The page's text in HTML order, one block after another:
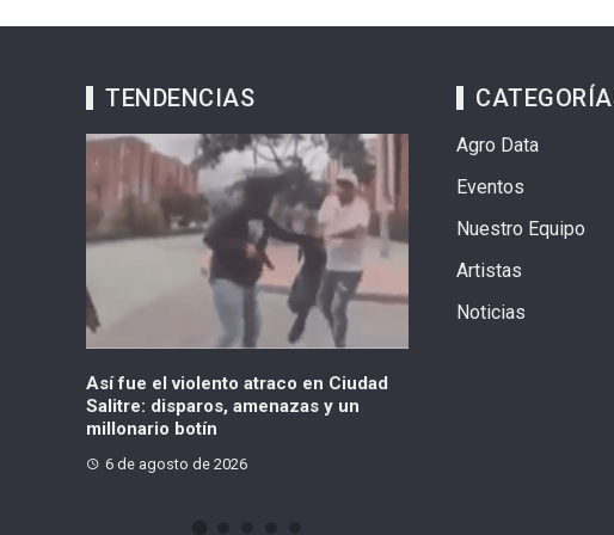
TENDENCIAS
el violento atraco en Ciudad
disparos, amenazas y un
agosto de 2026
Presuntos colados agredieron a un
vigilante en la estación Las Aguas
Agro Data
Eventos
Nuestro Equipo
Artistas
Noticias